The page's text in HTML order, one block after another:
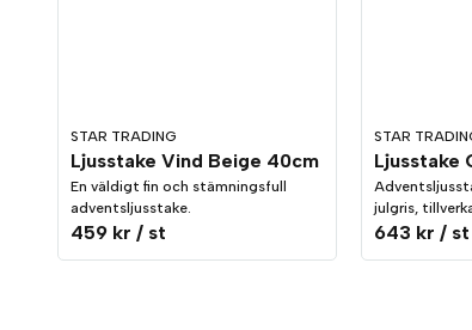
STAR TRADING
Ljusstake Vind Beige 40cm
En väldigt fin och stämningsfull
adventsljusstake.
459 kr / st
STAR
Ljusstake
julgris,
643 kr / st